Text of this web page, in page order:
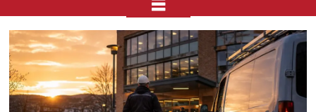
Tag:
konkurransegrunnlag